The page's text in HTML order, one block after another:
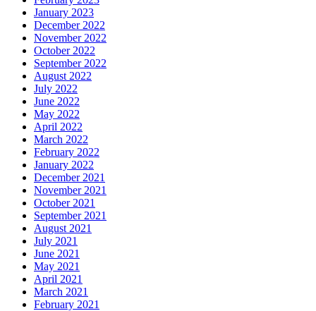
January 2023
December 2022
November 2022
October 2022
September 2022
August 2022
July 2022
June 2022
May 2022
April 2022
March 2022
February 2022
January 2022
December 2021
November 2021
October 2021
September 2021
August 2021
July 2021
June 2021
May 2021
April 2021
March 2021
February 2021